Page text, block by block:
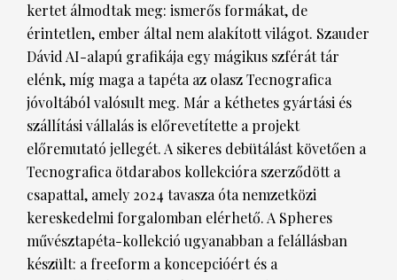
kertet álmodtak meg: ismerős formákat, de
érintetlen, ember által nem alakított világot. Szauder
Dávid AI-alapú grafikája egy mágikus szférát tár
elénk, míg maga a tapéta az olasz Tecnografica
jóvoltából valósult meg. Már a kéthetes gyártási és
szállítási vállalás is előrevetítette a projekt
előremutató jellegét. A sikeres debütálást követően a
Tecnografica ötdarabos kollekcióra szerződött a
csapattal, amely 2024 tavasza óta nemzetközi
kereskedelmi forgalomban elérhető. A Spheres
művésztapéta-kollekció ugyanabban a felállásban
készült: a freeform a koncepcióért és a